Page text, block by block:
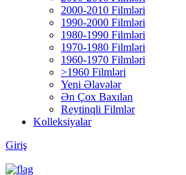
2000-2010 Filmləri
1990-2000 Filmləri
1980-1990 Filmləri
1970-1980 Filmləri
1960-1970 Filmləri
>1960 Filmləri
Yeni Əlavələr
Ən Çox Baxılan
Reytinqli Filmlər
Kolleksiyalar
Giriş